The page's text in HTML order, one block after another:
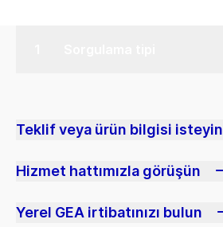
Teklif veya ürün bilgisi isteyin
Hizmet hattımızla görüşün
Yerel GEA irtibatınızı bulun